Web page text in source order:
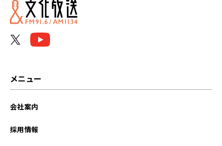
2024年06月
メニュー
会社案内
採用情報